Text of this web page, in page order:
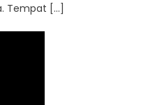
Tempat […]